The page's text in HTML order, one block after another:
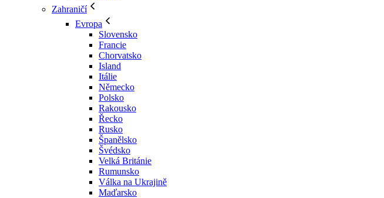
Zahraničí
Evropa
Slovensko
Francie
Chorvatsko
Island
Itálie
Německo
Polsko
Rakousko
Řecko
Rusko
Španělsko
Švédsko
Velká Británie
Rumunsko
Válka na Ukrajině
Maďarsko